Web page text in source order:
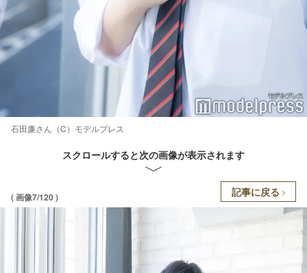
石田廉さん（C）モデルプレス
スクロールすると次の画像が表示されます
( 画像7/120 ) 記事に戻る